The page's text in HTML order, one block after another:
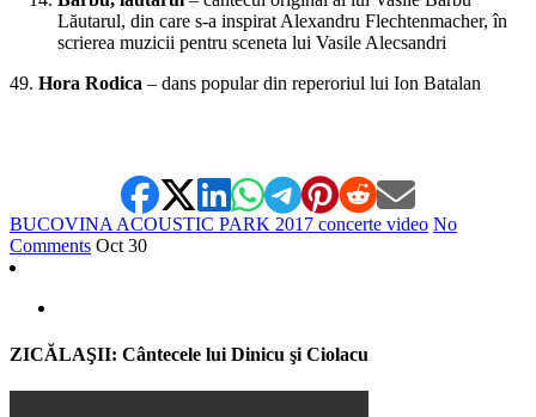
Lăutarul, din care s-a inspirat Alexandru Flechtenmacher, în
scrierea muzicii pentru sceneta lui Vasile Alecsandri
49. Hora Rodica – dans popular din reperoriul lui Ion Batalan
BUCOVINA ACOUSTIC PARK 2017 concerte video No
Comments Oct 30
ZICĂLAŞII: Cântecele lui Dinicu şi Ciolacu